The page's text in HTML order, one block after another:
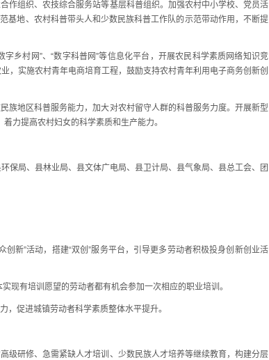
组织、农技综合服务站等基层科普组织。加强农村中小学校、党员活
基地、农村科普带头人和少数民族科普工作队的示范带动作用，不断提
乡村网”、“数字科普网”等信息化平台，开展农民科学素质网络知识竞
，实施农村青年电商培育工程，鼓励支持农村青年利用电子商务创新创
地区科普服务能力，加大对农村留守人群的科普服务力度。开展新型
力提高农村妇女的科学素质和生产能力。
局、县林业局、县文体广电局、县卫计局、县气象局、县总工会、团
”活动，搭建“双创”服务平台，引导更多劳动者积极投身创新创业活
有培训愿望的劳动者都有机会参加一次相应的职业培训。
促进城镇劳动者科学素质整体水平提升。
研修、急需紧缺人才培训、少数民族人才培养等继续教育，构建分层